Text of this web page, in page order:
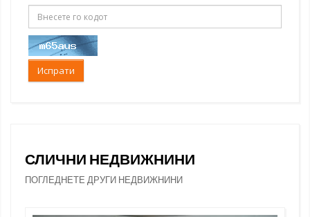
Испрати
СЛИЧНИ НЕДВИЖНИНИ
ПОГЛЕДНЕТЕ ДРУГИ НЕДВИЖНИНИ